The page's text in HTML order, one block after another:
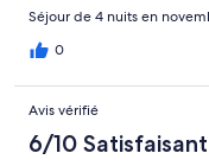
Séjour de 4 nuits en
0
Avis vérifié
6/10 Satisfaisant